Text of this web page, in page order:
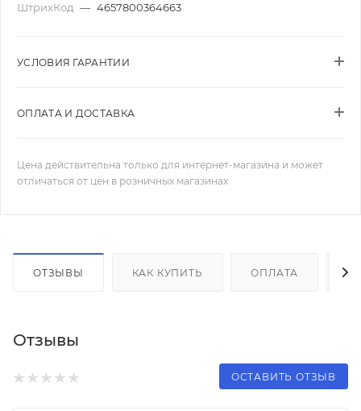
ШтрихКод — 4657800364663
УСЛОВИЯ ГАРАНТИИ
ОПЛАТА И ДОСТАВКА
Цена действительна только для интернет-магазина и может
отличаться от цен в розничных магазинах
ОТЗЫВЫ КАК КУПИТЬ ОПЛАТА
Отзывы
ОСТАВИТЬ ОТЗЫВ